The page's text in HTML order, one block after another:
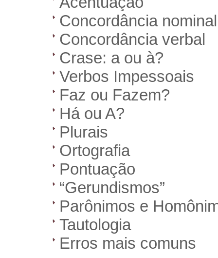
Concordância nominal
Concordância verbal
Crase: a ou à?
Verbos Impessoais
Faz ou Fazem?
Há ou A?
Plurais
Ortografia
Pontuação
“Gerundismos”
Parônimos e
Tautologia
Erros mais comuns